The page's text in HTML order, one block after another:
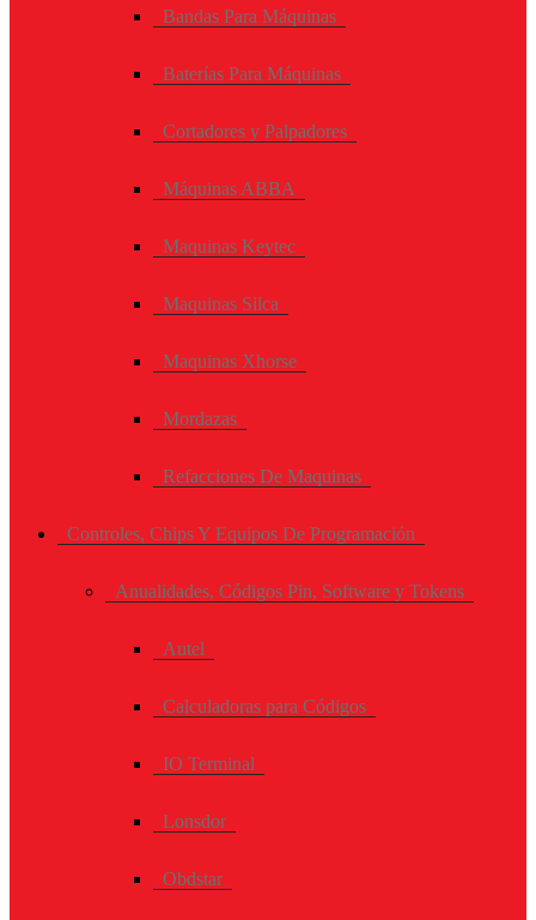
Bandas Para Máquinas
Baterías Para Máquinas
Cortadores y Palpadores
Máquinas ABBA
Maquinas Keytec
Maquinas Silca
Maquinas Xhorse
Mordazas
Refacciones De Maquinas
Controles, Chips Y Equipos De Programación
Anualidades, Códigos Pin, Software y Tokens
Autel
Calculadoras para Códigos
IO Terminal
Lonsdor
Obdstar